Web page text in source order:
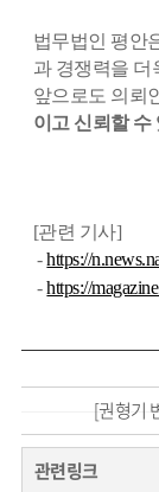
법무법인 평안
과 경쟁력을 더
앞으로도 의뢰
이고 신뢰할 수
[관련 기사]
-https://
-https://
[권형기
관련링크